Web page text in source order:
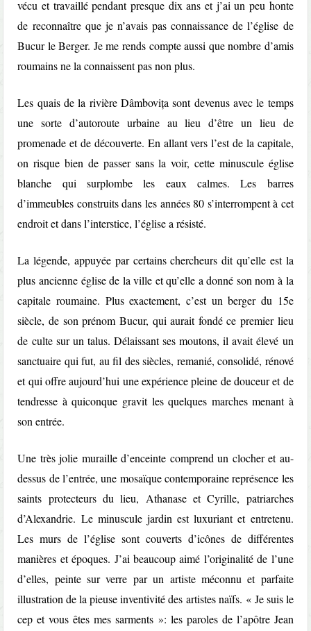
vécu et travaillé pendant presque dix ans et j’ai un peu honte
de reconnaître que je n’avais pas connaissance de l’église de
Bucur le Berger. Je me rends compte aussi que nombre d’amis
roumains ne la connaissent pas non plus.
Les quais de la rivière Dâmbovița sont devenus avec le temps
une sorte d’autoroute urbaine au lieu d’être un lieu de
promenade et de découverte. En allant vers l’est de la capitale,
on risque bien de passer sans la voir, cette minuscule église
blanche qui surplombe les eaux calmes. Les barres
d’immeubles construits dans les années 80 s’interrompent à cet
endroit et dans l’interstice, l’église a résisté.
La légende, appuyée par certains chercheurs dit qu’elle est la
plus ancienne église de la ville et qu’elle a donné son nom à la
capitale roumaine. Plus exactement, c’est un berger du 15e
siècle, de son prénom Bucur, qui aurait fondé ce premier lieu
de culte sur un talus. Délaissant ses moutons, il avait élevé un
sanctuaire qui fut, au fil des siècles, remanié, consolidé, rénové
et qui offre aujourd’hui une expérience pleine de douceur et de
tendresse à quiconque gravit les quelques marches menant à
son entrée.
Une très jolie muraille d’enceinte comprend un clocher et au-
dessus de l’entrée, une mosaïque contemporaine représence les
saints protecteurs du lieu, Athanase et Cyrille, patriarches
d’Alexandrie. Le minuscule jardin est luxuriant et entretenu.
Les murs de l’église sont couverts d’icônes de différentes
manières et époques. J’ai beaucoup aimé l’originalité de l’une
d’elles, peinte sur verre par un artiste méconnu et parfaite
illustration de la pieuse inventivité des artistes naïfs. « Je suis le
cep et vous êtes mes sarments »: les paroles de l’apôtre Jean